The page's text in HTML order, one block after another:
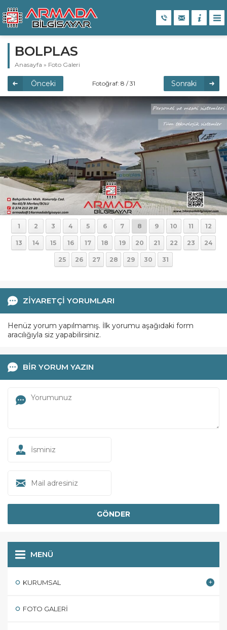
BOLPLAS
Anasayfa » Foto Galeri
Önceki Fotoğraf: 8 / 31 Sonraki
1 2 3 4 5 6 7 8 9 10 11 12
13 14 15 16 17 18 19 20 21 22 23 24
25 26 27 28 29 30 31
ZİYARETÇİ YORUMLARI
Henüz yorum yapılmamış. İlk yorumu aşağıdaki form
aracılığıyla siz yapabilirsiniz.
BİR YORUM YAZIN
MENÜ
KURUMSAL
FOTO GALERI